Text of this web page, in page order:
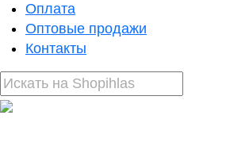
Оплата
Оптовые продажи
Контакты